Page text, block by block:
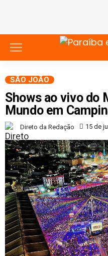
SÃO JOÃO
Shows ao vivo do
Mundo em
Direto da Redação 15 de